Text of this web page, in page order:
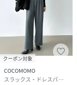
クーポン対象
COCOMOMO
スラックス・ドレスパンツ